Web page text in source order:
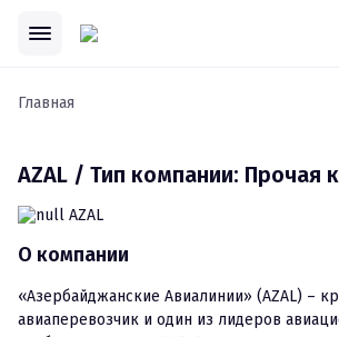
Главная
AZAL / Тип компании: Прочая
О компании
«Азербайджанские Авиалинии» (AZAL) –
авиаперевозчик и один из лидеров